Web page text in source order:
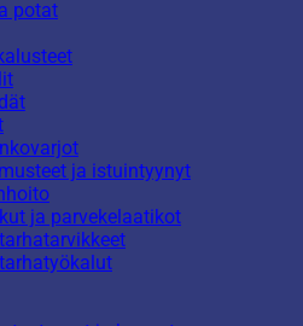
potat
ja istuintyynyt
ja parvekelaatikot